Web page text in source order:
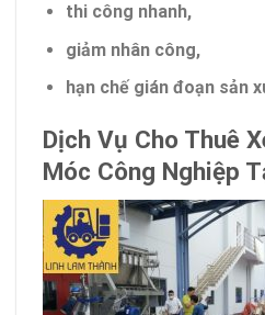
thi công nhanh,
giảm nhân công,
hạn chế gián đoạn sản
Dịch Vụ Cho Thuê
Móc Công Nghiệp